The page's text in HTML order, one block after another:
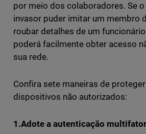
por meio dos colaboradores. Se
invasor puder imitar um membro
roubar detalhes de um
poderá facilmente obter acesso
sua rede.
Confira sete maneiras de
dispositivos não autorizados:
1.Adote a autenticação multifator